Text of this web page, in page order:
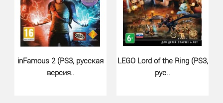
Tomb Raider Trilogy HD (PS3)..
inFamous 2 (PS3, русская
версия..
LEGO Lord of the Ring (PS3,
рус..